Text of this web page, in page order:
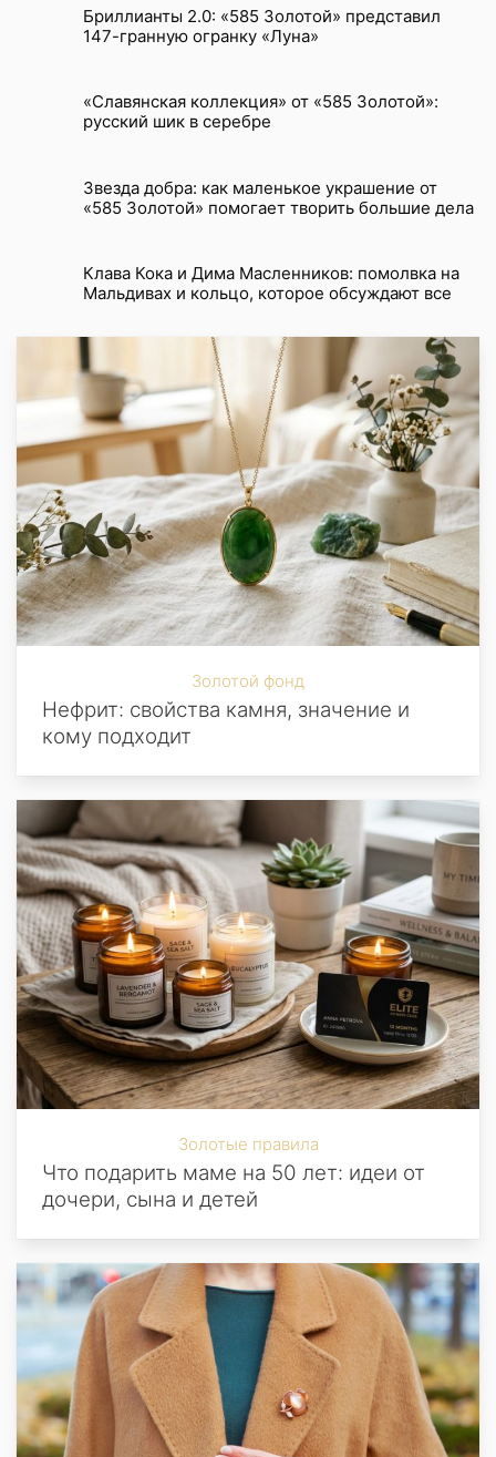
Бриллианты 2.0: «585 Золотой» представил
147-гранную огранку «Луна»
«Славянская коллекция» от «585 Золотой»:
русский шик в серебре
Звезда добра: как маленькое украшение от
«585 Золотой» помогает творить большие дела
Клава Кока и Дима Масленников: помолвка на
Мальдивах и кольцо, которое обсуждают все
Золотой фонд
Нефрит: свойства камня, значение и
кому подходит
Золотые правила
Что подарить маме на 50 лет: идеи от
дочери, сына и детей